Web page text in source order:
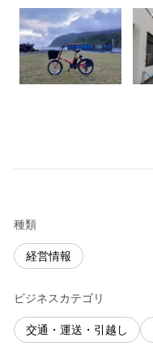
種類
経営情報
ビジネスカテゴリ
交通・運送・引越し